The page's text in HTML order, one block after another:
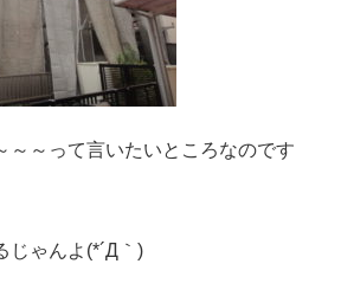
～～って言いたいところなのです
じゃんよ(*´Д｀)